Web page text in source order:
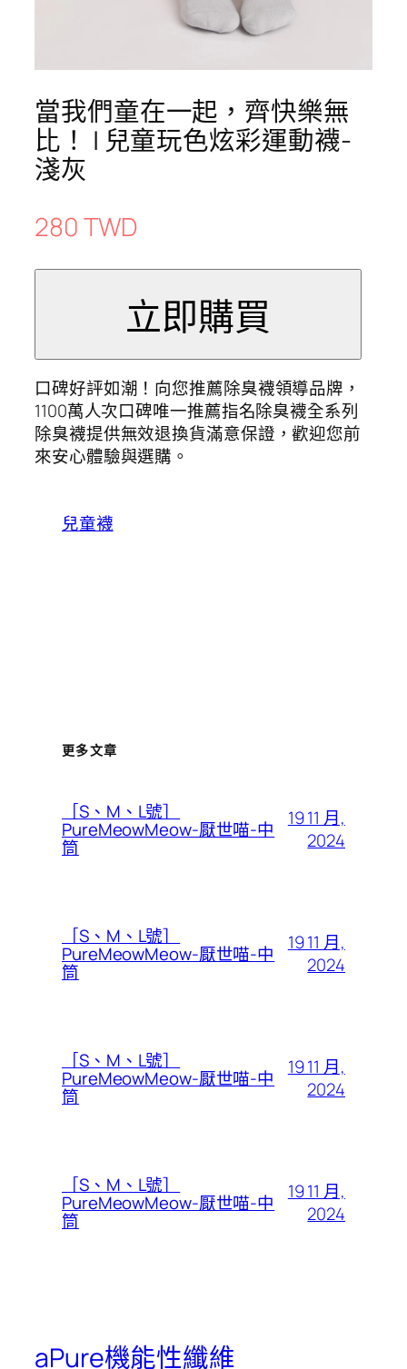
當我們童在一起，齊快樂無
比！ | 兒童玩色炫彩運動襪-
淺灰
280 TWD
口碑好評如潮！向您推薦除臭襪領導品牌，
1100萬人次口碑唯一推薦指名除臭襪全系列
除臭襪提供無效退換貨滿意保證，歡迎您前
來安心體驗與選購。
兒童襪
更多文章
［S、M、L號］
PureMeowMeow-厭世喵-中
筒
19 11 月,
2024
［S、M、L號］
PureMeowMeow-厭世喵-中
筒
19 11 月,
2024
［S、M、L號］
PureMeowMeow-厭世喵-中
筒
19 11 月,
2024
［S、M、L號］
PureMeowMeow-厭世喵-中
筒
19 11 月,
2024
aPure機能性纖維